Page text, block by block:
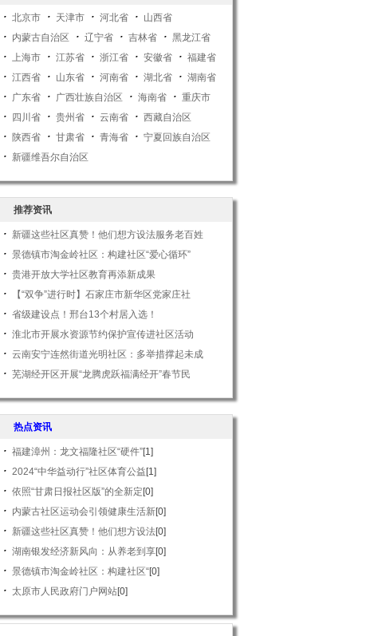
北京市 天津市 河北省
山西省
内蒙古自治区
辽宁省 吉林省
黑龙江省
上海市
江苏省 浙江省 安徽省
福建省
江西省
山东省 河南省 湖北省
湖南省
广东省
广西壮族自治区 海南省
重庆市
四川省
贵州省 云南省
西藏自治区
陕西省
甘肃省 青海省
宁夏回族自治区
新疆维吾尔自治区
推荐资讯
新疆这些社区真赞！他们想方设法服务老百姓
景德镇市淘金岭社区：构建社区“爱心循环”
贵港开放大学社区教育再添新成果
【“双争”进行时】石家庄市新华区党家庄社
省级建设点！邢台13个村居入选！
淮北市开展水资源节约保护宣传进社区活动
云南安宁连然街道光明社区：多举措撑起未成
芜湖经开区开展“龙腾虎跃福满经开”春节民
热点资讯
福建漳州：龙文福隆社区“硬件”[1]
2024“中华益动行”社区体育公益 [1]
依照“甘肃日报社区版”的全新定 [0]
内蒙古社区运动会引领健康生活新[0]
新疆这些社区真赞！他们想方设法[0]
湖南银发经济新风向：从养老到享[0]
景德镇市淘金岭社区：构建社区“[0]
太原市人民政府门户网站[0]